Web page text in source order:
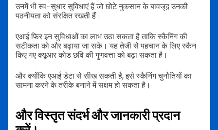
उनमें भी स्व-सुधार सुविधाएं हैं जो छोटे नुकसान के बावजूद उनकी
पठनीयता को संरक्षित रखती हैं।
एआई फिर इन सुविधाओं का लाभ उठा सकता है ताकि स्कैनिंग की
सटीकता को और बढ़ाया जा सके। यह तेजी से पहचान के लिए स्कैन
किए गए क्यूआर कोड छवि की गुणवत्ता को बढ़ा सकता है।
और क्योंकि एआई डेटा से सीख सकती है, इसे स्कैनिंग चुनौतियों का
सामना करने के तरीके बनाने में सक्षम हो सकता है।
और विस्तृत संदर्भ और जानकारी प्रदान